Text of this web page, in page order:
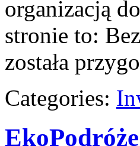
organizacją
stronie to:
została
Categories: